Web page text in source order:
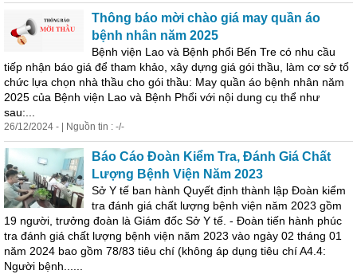
Thông báo mời chào giá may quần áo
bệnh nhân năm 2025
Bệnh viện Lao và Bệnh phổi Bến Tre có nhu cầu
tiếp nhận báo giá để tham khảo, xây dựng giá gói thầu, làm cơ sở tổ
chức lựa chọn nhà thầu cho gói thầu: May quần áo bệnh nhân năm
2025 của Bệnh viện Lao và Bệnh Phổi với nội dung cụ thể như
sau:...
26/12/2024 - | Nguồn tin : -/-
Báo Cáo Đoàn Kiểm Tra, Đánh Giá Chất
Lượng Bệnh Viện Năm 2023
Sở Y tế ban hành Quyết định thành lập Đoàn kiểm
tra đánh giá chất lượng bệnh viện năm 2023 gồm
19 người, trưởng đoàn là Giám đốc Sở Y tế. - Đoàn tiến hành phúc
tra đánh giá chất lượng bệnh viện năm 2023 vào ngày 02 tháng 01
năm 2024 bao gồm 78/83 tiêu chí (không áp dụng tiêu chí A4.4:
Người bệnh......